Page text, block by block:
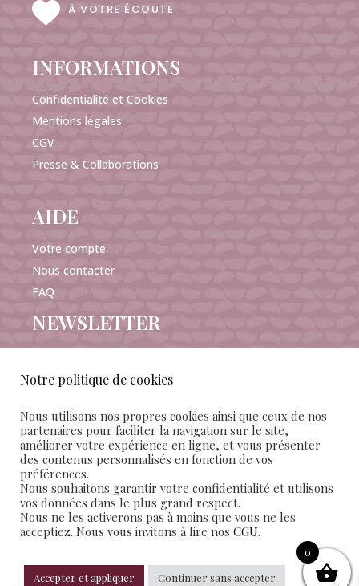
À VOTRE ÉCOUTE
INFORMATIONS
Confidentialité et Cookies
Mentions légales
CGV
Presse & Collaborations
AIDE
Votre compte
Nous contacter
FAQ
NEWSLETTER
J'accepte de recevoir les e-mails Mañana Maison
d’édition et confirme avoir pris connaissance des
conditionsgénérales de vente et d'utilisation
SUIVEZ-NOUS
Notre politique de cookies
Nous utilisons nos propres cookies ainsi que ceux de nos
partenaires pour faciliter la navigation sur le site,
améliorer votre expérience en ligne, et vous présenter
des contenus personnalisés en fonction de vos
préférences.
Nous souhaitons garantir votre confidentialité et utilisons
vos données dans le plus grand respect.
Nous ne les activerons pas à moins que vous ne les
acceptiez. Nous vous invitons à lire nos CGU.
Accepter et appliquer Continuer sans accepter
0